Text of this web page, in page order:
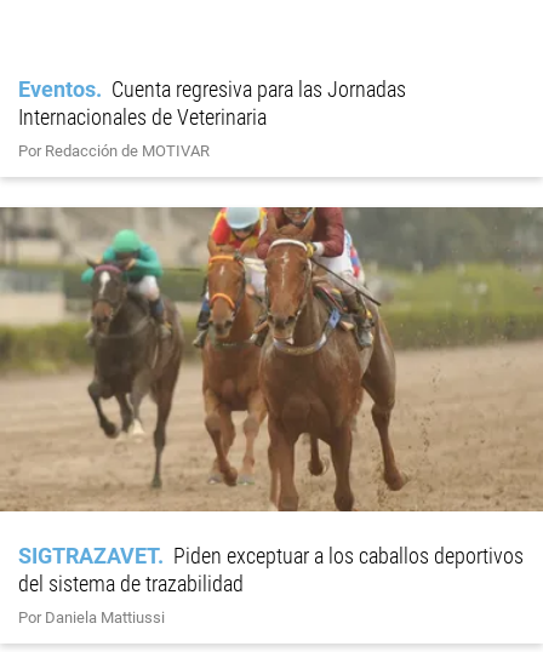
Eventos
Cuenta regresiva para las Jornadas
Internacionales de Veterinaria
Por Redacción de MOTIVAR
SIGTRAZAVET
Piden exceptuar a los caballos deportivos
del sistema de trazabilidad
Por Daniela Mattiussi